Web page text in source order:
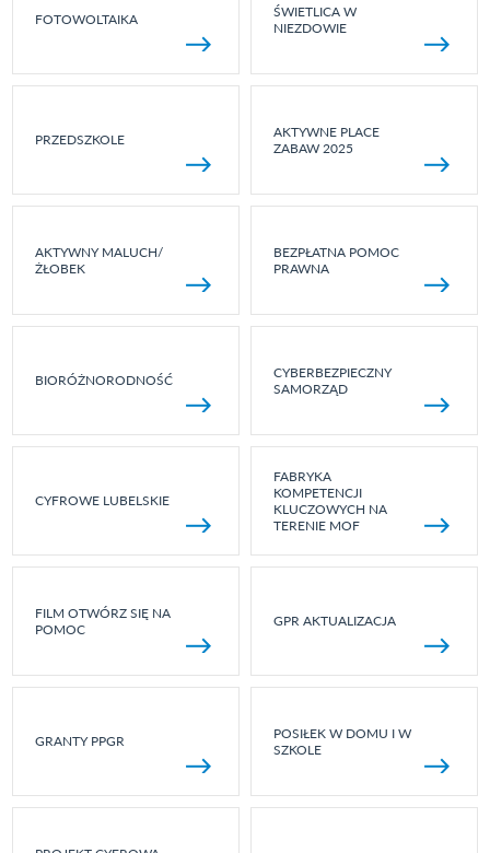
FOTOWOLTAIKA
ŚWIETLICA W
NIEZDOWIE
PRZEDSZKOLE
AKTYWNE PLACE
ZABAW 2025
AKTYWNY MALUCH/
ŻŁOBEK
BEZPŁATNA POMOC
PRAWNA
BIORÓŻNORODNOŚĆ
CYBERBEZPIECZNY
SAMORZĄD
CYFROWE LUBELSKIE
FABRYKA
KOMPETENCJI
KLUCZOWYCH NA
TERENIE MOF
FILM OTWÓRZ SIĘ NA
POMOC
GPR AKTUALIZACJA
GRANTY PPGR
POSIŁEK W DOMU I W
SZKOLE